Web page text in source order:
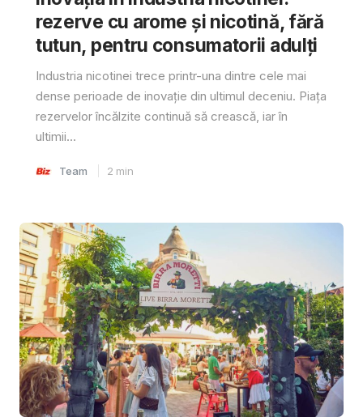
rezerve cu arome și nicotină, fără
tutun, pentru consumatorii adulți
Industria nicotinei trece printr-una dintre cele mai
dense perioade de inovație din ultimul deceniu. Piața
rezervelor încălzite continuă să crească, iar în
ultimii...
Team 2 min